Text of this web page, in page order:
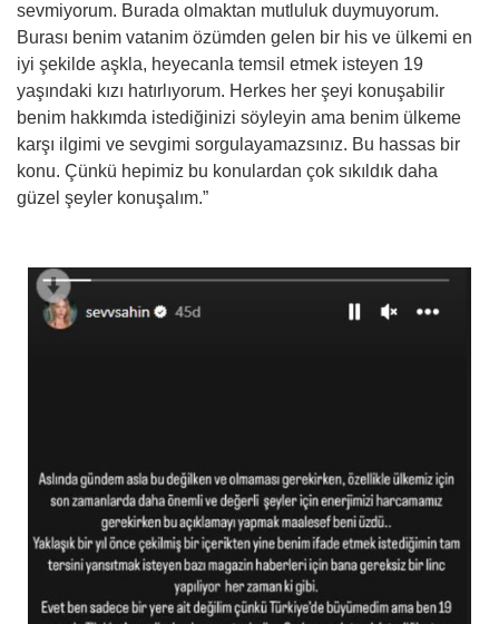
sevmiyorum. Burada olmaktan mutluluk duymuyorum.
Burası benim vatanim özümden gelen bir his ve ülkemi en
iyi şekilde aşkla, heyecanla temsil etmek isteyen 19
yaşındaki kızı hatırlıyorum. Herkes her şeyi konuşabilir
benim hakkımda istediğinizi söyleyin ama benim ülkeme
karşı ilgimi ve sevgimi sorgulayamazsınız. Bu hassas bir
konu. Çünkü hepimiz bu konulardan çok sıkıldık daha
güzel şeyler konuşalım.”